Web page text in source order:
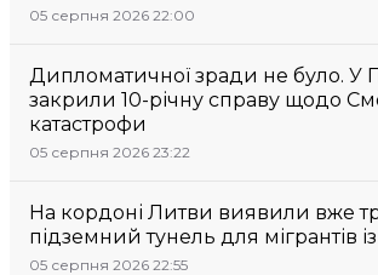
05 серпня 2026 22:00
Дипломатичної зради не було. У
закрили 10-річну справу щодо
катастрофи
05 серпня 2026 23:22
На кордоні Литви виявили вже
підземний тунель для мігрантів із
05 серпня 2026 22:55